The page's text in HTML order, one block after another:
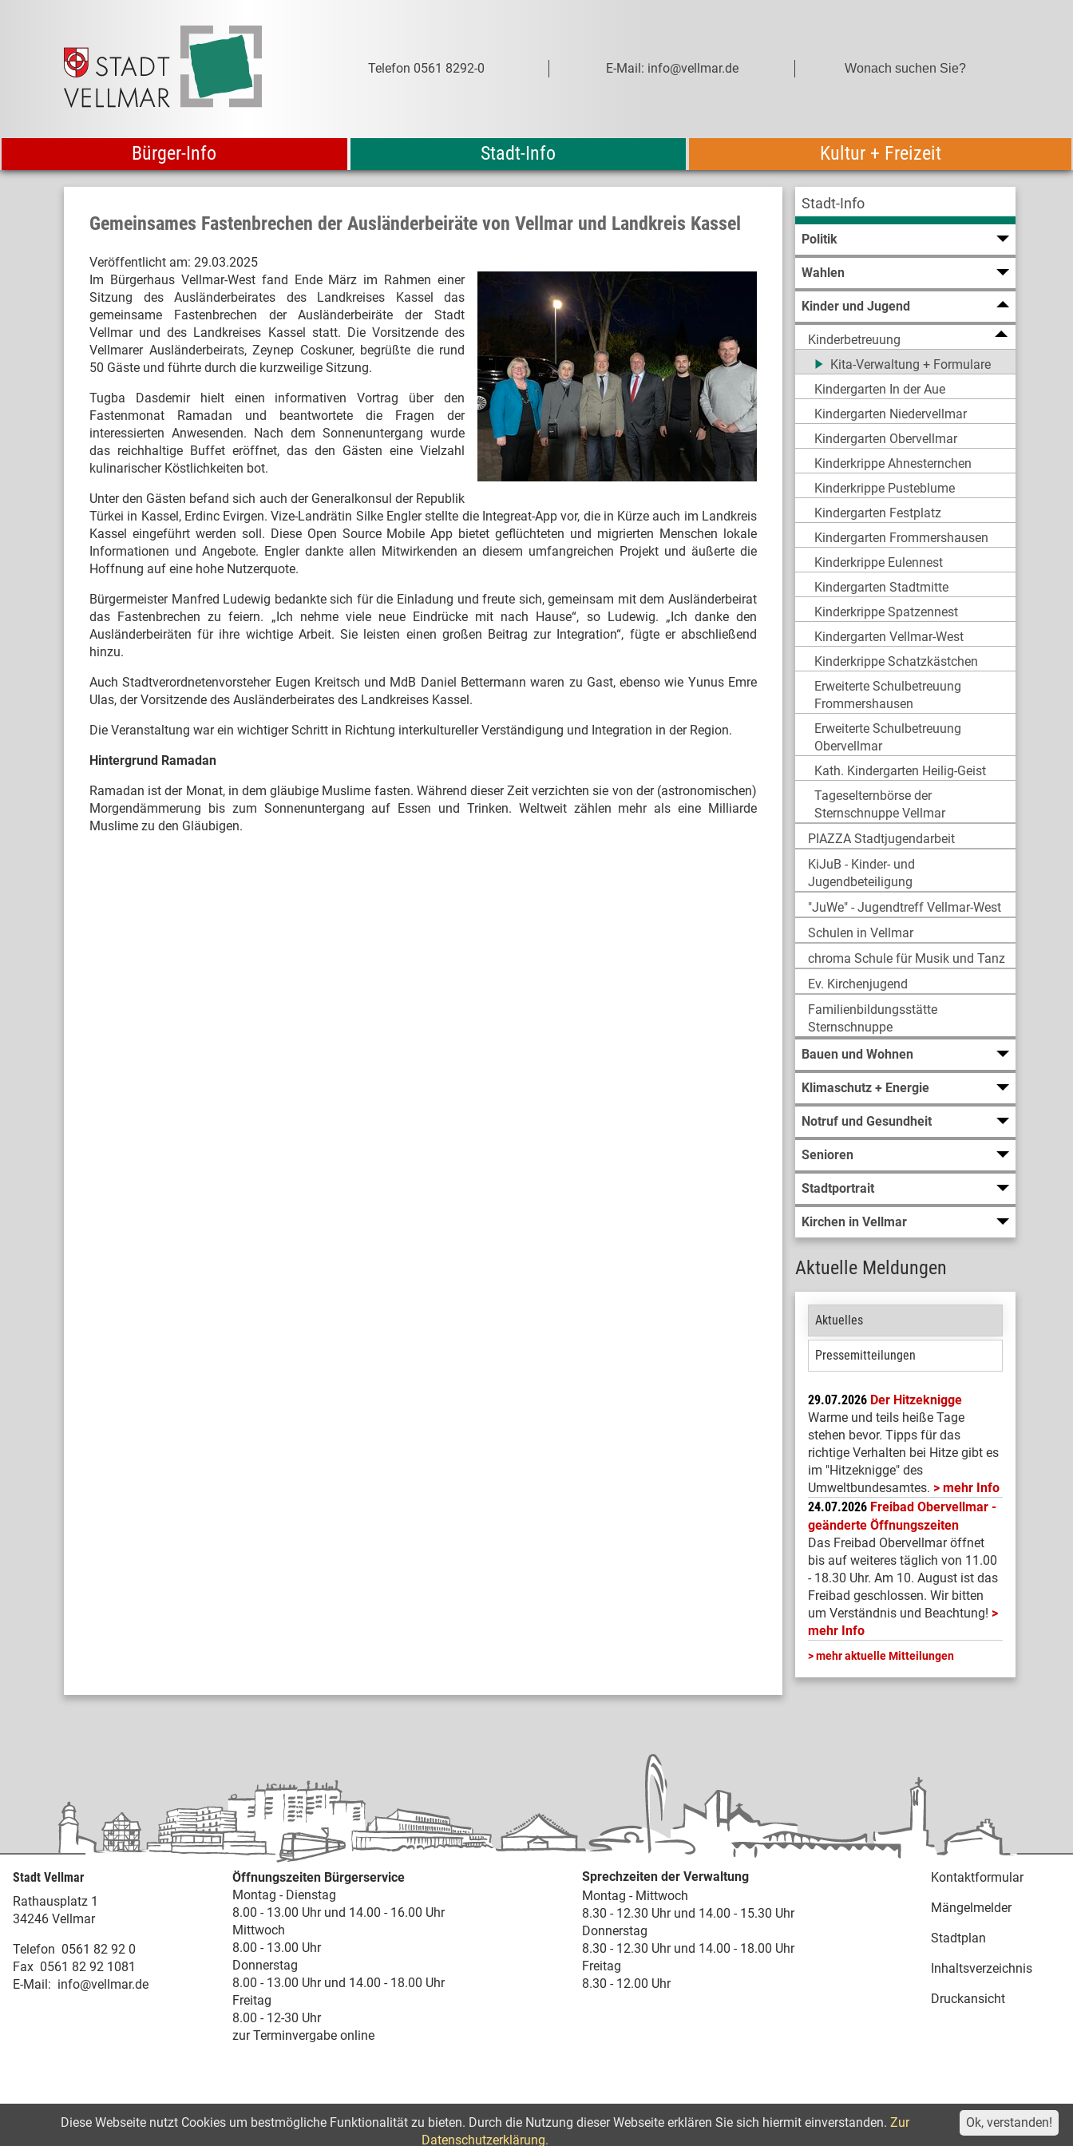
Telefon 0561 8292-0 E-Mail: info@vellmar.de
Bürger-Info Stadt-Info Kultur + Freizeit
Stadt-Info
Politik
Wahlen
Kinder und Jugend
Kinderbetreuung
Kita-Verwaltung + Formulare
Kindergarten In der Aue
Kindergarten Niedervellmar
Kindergarten Obervellmar
Kinderkrippe Ahnesternchen
Kinderkrippe Pusteblume
Kindergarten Festplatz
Kindergarten Frommershausen
Kinderkrippe Eulennest
Kindergarten Stadtmitte
Kinderkrippe Spatzennest
Kindergarten Vellmar-West
Kinderkrippe Schatzkästchen
Erweiterte Schulbetreuung
Frommershausen
Erweiterte Schulbetreuung
Obervellmar
Kath. Kindergarten Heilig-Geist
Tageselternbörse der
Sternschnuppe Vellmar
PIAZZA Stadtjugendarbeit
KiJuB - Kinder- und
Jugendbeteiligung
"JuWe" - Jugendtreff Vellmar-West
Schulen in Vellmar
chroma Schule für Musik und Tanz
Ev. Kirchenjugend
Familienbildungsstätte
Sternschnuppe
Bauen und Wohnen
Klimaschutz + Energie
Notruf und Gesundheit
Senioren
Stadtportrait
Kirchen in Vellmar
Aktuelle Meldungen
Aktuelles
Pressemitteilungen
29.07.2026 Der Hitzeknigge
Warme und teils heiße Tage
stehen bevor. Tipps für das
richtige Verhalten bei Hitze gibt es
im "Hitzeknigge" des
Umweltbundesamtes.
mehr Info
24.07.2026 Freibad Obervellmar -
geänderte Öffnungszeiten
Das Freibad Obervellmar öffnet
bis auf weiteres täglich von 11.00
- 18.30 Uhr. Am 10. August ist das
Freibad geschlossen. Wir bitten
um Verständnis und Beachtung!
mehr Info
mehr aktuelle Mitteilungen
Gemeinsames Fastenbrechen der Ausländerbeiräte von Vellmar und Landkreis Kassel
Veröffentlicht am: 29.03.2025
Im Bürgerhaus Vellmar-West fand Ende März im Rahmen einer
Sitzung des Ausländerbeirates des Landkreises Kassel das
gemeinsame Fastenbrechen der Ausländerbeiräte der Stadt
Vellmar und des Landkreises Kassel statt. Die Vorsitzende des
Vellmarer Ausländerbeirats, Zeynep Coskuner, begrüßte die rund
50 Gäste und führte durch die kurzweilige Sitzung.
Tugba Dasdemir hielt einen informativen Vortrag über den
Fastenmonat Ramadan und beantwortete die Fragen der
interessierten Anwesenden. Nach dem Sonnenuntergang wurde
das reichhaltige Buffet eröffnet, das den Gästen eine Vielzahl
kulinarischer Köstlichkeiten bot.
Unter den Gästen befand sich auch der Generalkonsul der Republik
Türkei in Kassel, Erdinc Evirgen. Vize-Landrätin Silke Engler stellte die Integreat-App vor, die in Kürze auch im Landkreis
Kassel eingeführt werden soll. Diese Open Source Mobile App bietet geflüchteten und migrierten Menschen lokale
Informationen und Angebote. Engler dankte allen Mitwirkenden an diesem umfangreichen Projekt und äußerte die
Hoffnung auf eine hohe Nutzerquote.
Bürgermeister Manfred Ludewig bedankte sich für die Einladung und freute sich, gemeinsam mit dem Ausländerbeirat
das Fastenbrechen zu feiern. „Ich nehme viele neue Eindrücke mit nach Hause“, so Ludewig. „Ich danke den
Ausländerbeiräten für ihre wichtige Arbeit. Sie leisten einen großen Beitrag zur Integration“, fügte er abschließend
hinzu.
Auch Stadtverordnetenvorsteher Eugen Kreitsch und MdB Daniel Bettermann waren zu Gast, ebenso wie Yunus Emre
Ulas, der Vorsitzende des Ausländerbeirates des Landkreises Kassel.
Die Veranstaltung war ein wichtiger Schritt in Richtung interkultureller Verständigung und Integration in der Region.
Hintergrund Ramadan
Ramadan ist der Monat, in dem gläubige Muslime fasten. Während dieser Zeit verzichten sie von der (astronomischen)
Morgendämmerung bis zum Sonnenuntergang auf Essen und Trinken. Weltweit zählen mehr als eine Milliarde
Muslime zu den Gläubigen.
Stadt Vellmar
Rathausplatz 1
34246 Vellmar
Telefon 0561 82 92 0
Fax 0561 82 92 1081
E-Mail: info@vellmar.de
Öffnungszeiten Bürgerservice
Montag - Dienstag
8.00 - 13.00 Uhr und 14.00 - 16.00 Uhr
Mittwoch
8.00 - 13.00 Uhr
Donnerstag
8.00 - 13.00 Uhr und 14.00 - 18.00 Uhr
Freitag
8.00 - 12-30 Uhr
zur Terminvergabe online
Sprechzeiten der Verwaltung
Montag - Mittwoch
8.30 - 12.30 Uhr und 14.00 - 15.30 Uhr
Donnerstag
8.30 - 12.30 Uhr und 14.00 - 18.00 Uhr
Freitag
8.30 - 12.00 Uhr
Kontaktformular
Mängelmelder
Stadtplan
Inhaltsverzeichnis
Druckansicht
Erklärung zur Barrierefreiheit
Ok, verstanden!
Diese Webseite nutzt Cookies um bestmögliche Funktionalität zu bieten. Durch die Nutzung dieser Webseite erklären Sie sich hiermit einverstanden. Zur
Datenschutzerklärung.